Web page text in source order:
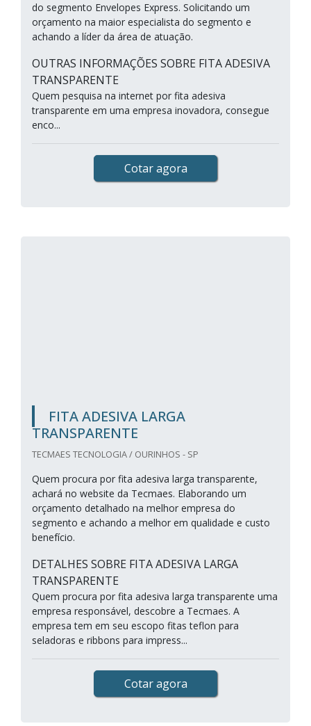
do segmento Envelopes Express. Solicitando um
orçamento na maior especialista do segmento e
achando a líder da área de atuação.
OUTRAS INFORMAÇÕES SOBRE FITA ADESIVA
TRANSPARENTE
Quem pesquisa na internet por fita adesiva
transparente em uma empresa inovadora, consegue
enco...
Cotar agora
FITA ADESIVA LARGA
TRANSPARENTE
TECMAES TECNOLOGIA / OURINHOS - SP
Quem procura por fita adesiva larga transparente,
achará no website da Tecmaes. Elaborando um
orçamento detalhado na melhor empresa do
segmento e achando a melhor em qualidade e custo
benefício.
DETALHES SOBRE FITA ADESIVA LARGA
TRANSPARENTE
Quem procura por fita adesiva larga transparente uma
empresa responsável, descobre a Tecmaes. A
empresa tem em seu escopo fitas teflon para
seladoras e ribbons para impress...
Cotar agora